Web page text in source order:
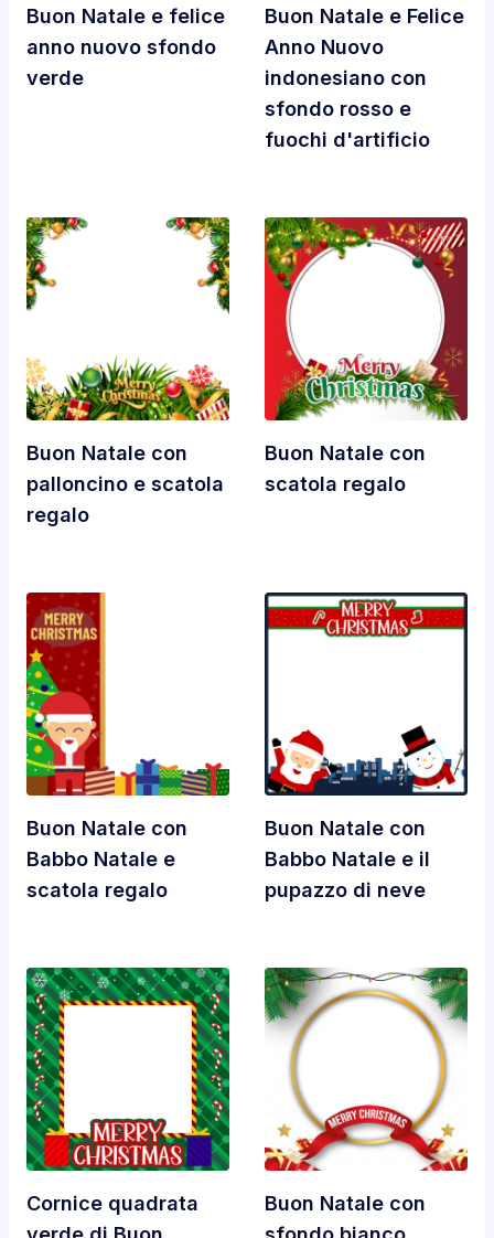
Buon Natale e felice
anno nuovo sfondo
verde
Buon Natale e Felice
Anno Nuovo
indonesiano con
sfondo rosso e
fuochi d'artificio
Buon Natale con
palloncino e scatola
regalo
Buon Natale con
scatola regalo
Buon Natale con
Babbo Natale e
scatola regalo
Buon Natale con
Babbo Natale e il
pupazzo di neve
Cornice quadrata
Buon Natale con